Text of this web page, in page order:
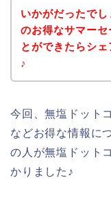
いかがだったで
のお得なサマーセ
とができたらシ
♪
今回、無塩ドット
などお得な情報に
の人が無塩ドット
かりました♪